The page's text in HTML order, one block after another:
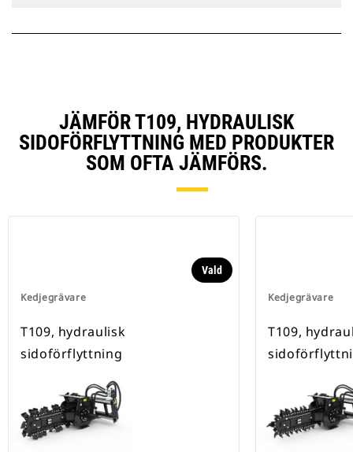
JÄMFÖR T109, HYDRAULISK
SIDOFÖRFLYTTNING MED PRODUKTER
SOM OFTA JÄMFÖRS.
Kedjegrävare
Vald
T109, hydraulisk
sidoförflyttning
Kedjegrävare
T109,